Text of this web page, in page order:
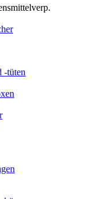
-tüten